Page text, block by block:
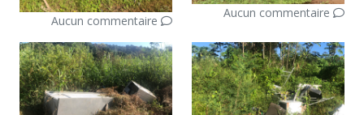
Aucun commentaire
Aucun commentaire